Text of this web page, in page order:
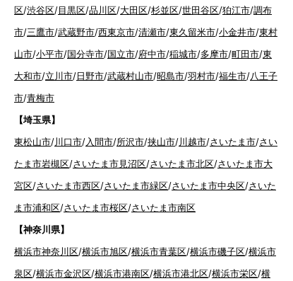
区/渋谷区/目黒区/品川区/大田区/杉並区/世田谷区/狛江市/調布
市/三鷹市/武蔵野市/西東京市/清瀬市/東久留米市/小金井市/東村
山市/小平市/国分寺市/国立市/府中市/稲城市/多摩市/町田市/東
大和市/立川市/日野市/武蔵村山市/昭島市/羽村市/福生市/八王子
市/青梅市
【埼玉県】
東松山市/川口市/入間市/所沢市/挟山市/川越市/さいたま市/さい
たま市岩槻区/さいたま市見沼区/さいたま市北区/さいたま市大
宮区/さいたま市西区/さいたま市緑区/さいたま市中央区/さいた
ま市浦和区/さいたま市桜区/さいたま市南区
【神奈川県】
横浜市神奈川区/横浜市旭区/横浜市青葉区/横浜市磯子区/横浜市
泉区/横浜市金沢区/横浜市港南区/横浜市港北区/横浜市栄区/横